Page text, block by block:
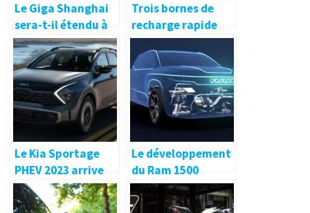
Le Giga Shanghai
sera-t-il étendu à
plus d’un million
de voitures
électriques ? –
elective.net
Trois bornes de
recharge rapide
sur le terrain du
club de l’Eintracht
Francfort –
electrive.net
Le Kia Sportage
PHEV 2023 arrive
avec une
autonomie
Le développement
du Ram 1500
entièrement
électrique